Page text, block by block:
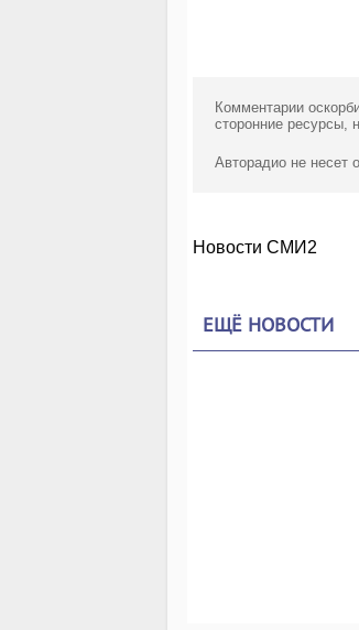
Комментарии
сторонние
Авторадио не несет
Новости СМИ2
ЕЩЁ НОВОСТИ